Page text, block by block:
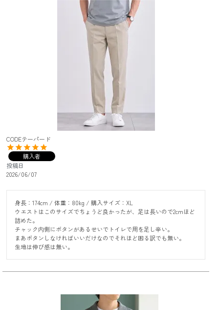
CODEテーパード
購入者
投稿日
2026/06/07
身長：174cm / 体重：80kg / 購入サイズ：XL
ウエストはこのサイズでちょうど良かったが、足は長いので2cmほど
詰めた。
チャック内側にボタンがあるせいでトイレで用を足し辛い。
まあボタンしなければいいだけなのでそれほど困る訳でも無い。
生地は伸び感は無い。